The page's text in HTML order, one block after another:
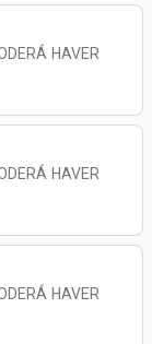
HAVER
HAVER
HAVER